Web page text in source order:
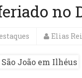
no
Elias